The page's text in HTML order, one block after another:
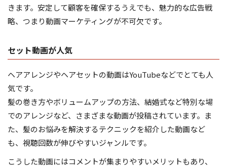
きます。安定して顧客を確保するうえでも、魅力的な広告戦
略、つまり動画マーケティングが不可欠です。
セット動画が人気
ヘアアレンジやヘアセットの動画はYouTubeなどでとても人
気です。
髪の巻き方やボリュームアップの方法、結婚式など特別な場
でのアレンジなど、さまざまな動画が投稿されています。ま
た、髪のお悩みを解決するテクニックを紹介した動画など
も、視聴回数が伸びやすいジャンルです。
こうした動画にはコメントが集まりやすいメリットもあり、